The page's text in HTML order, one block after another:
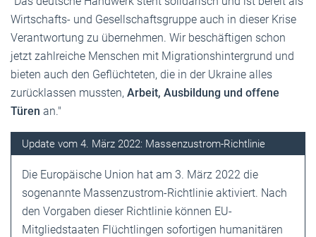
Wirtschafts- und Gesellschaftsgruppe auch in dieser Krise
Verantwortung zu übernehmen. Wir beschäftigen schon
jetzt zahlreiche Menschen mit Migrationshintergrund und
bieten auch den Geflüchteten, die in der Ukraine alles
zurücklassen mussten, Arbeit, Ausbildung und offene
Türen an."
Update vom 4. März 2022: Massenzustrom-Richtlinie
Die Europäische Union hat am 3. März 2022 die
sogenannte Massenzustrom-Richtlinie aktiviert. Nach
den Vorgaben dieser Richtlinie können EU-
Mitgliedstaaten Flüchtlingen sofortigen humanitären